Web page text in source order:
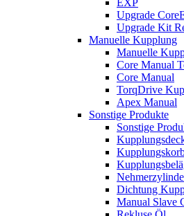
Upgrade
Upgrade Kit
Manuelle Kupplung
Manuelle
Core Manual
Core Manual
TorqDrive
Apex Manual
Sonstige Produkte
Sonstige
Dichtung
Manual Slave